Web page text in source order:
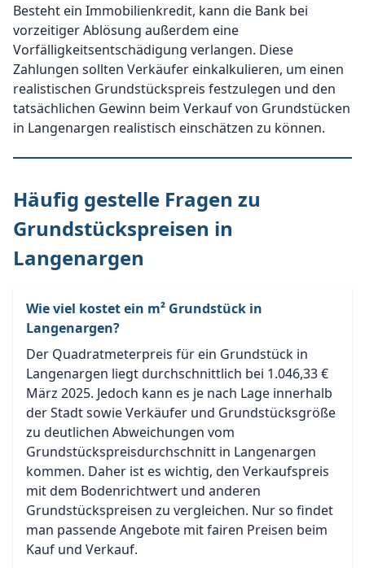
Besteht ein Immobilienkredit, kann die Bank bei
vorzeitiger Ablösung außerdem eine
Vorfälligkeitsentschädigung verlangen. Diese
Zahlungen sollten Verkäufer einkalkulieren, um einen
realistischen Grundstückspreis festzulegen und den
tatsächlichen Gewinn beim Verkauf von Grundstücken
in Langenargen realistisch einschätzen zu können.
Häufig gestelle Fragen zu
Grundstückspreisen in
Langenargen
Wie viel kostet ein m² Grundstück in
Langenargen?
Der Quadratmeterpreis für ein Grundstück in
Langenargen liegt durchschnittlich bei 1.046,33 €
März 2025. Jedoch kann es je nach Lage innerhalb
der Stadt sowie Verkäufer und Grundstücksgröße
zu deutlichen Abweichungen vom
Grundstückspreisdurchschnitt in Langenargen
kommen. Daher ist es wichtig, den Verkaufspreis
mit dem Bodenrichtwert und anderen
Grundstückspreisen zu vergleichen. Nur so findet
man passende Angebote mit fairen Preisen beim
Kauf und Verkauf.